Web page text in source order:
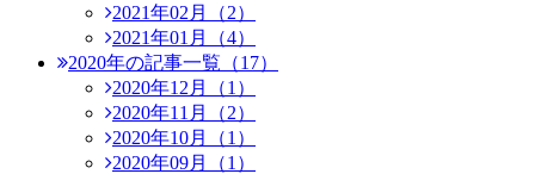
2021年02月（2）
2021年01月（4）
2020年の記事一覧（17）
2020年12月（1）
2020年11月（2）
2020年10月（1）
2020年09月（1）